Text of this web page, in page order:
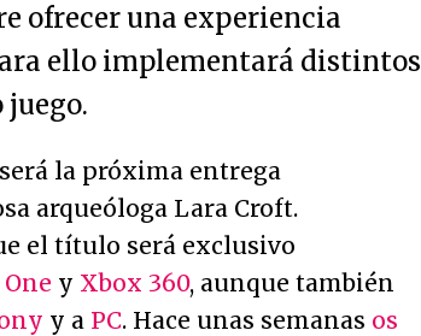
ofrecer una experiencia
ello implementará distintos
juego.
la próxima entrega
arqueóloga Lara Croft.
el título será exclusivo
y Xbox 360, aunque también
y a PC. Hace unas semanas os